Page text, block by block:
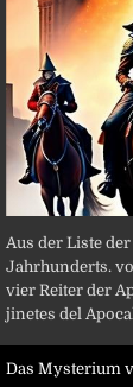
Aus der Liste
Jahrhunderts.
vier Reiter der
jinetes del
Das Mysterium